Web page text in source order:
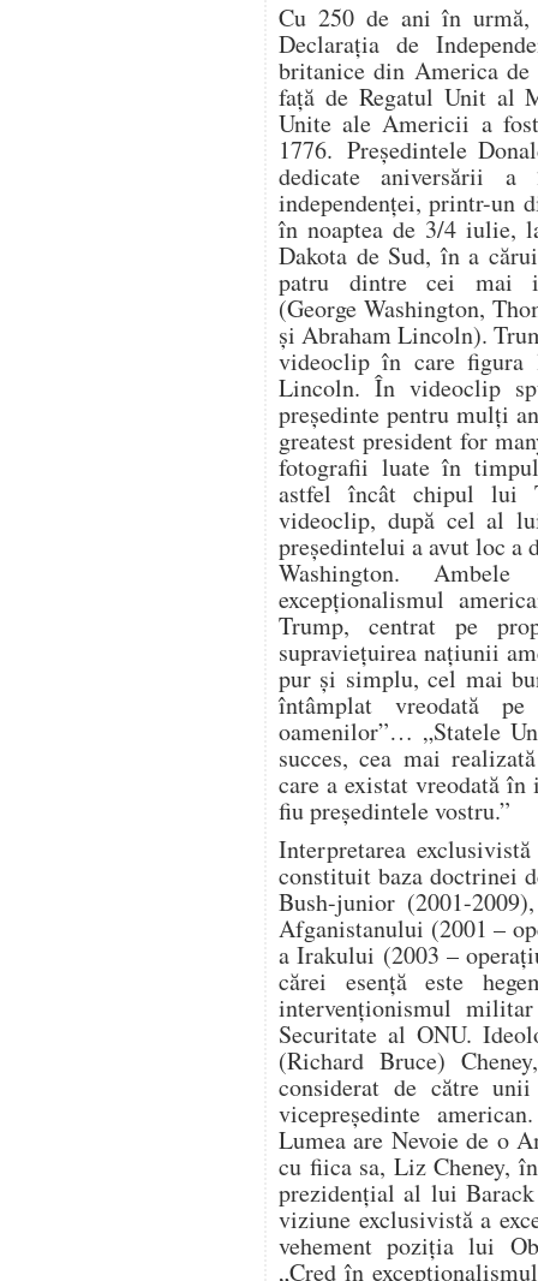
Cu 250 de ani în
Declarația de
britanice din America de
față de Regatul Unit al
Unite ale Americii a
1776. Președintele
dedicate aniversării
independenței, printr-un
în noaptea de 3/4 iulie,
Dakota de Sud, în a
patru dintre cei mai
(George Washington,
și Abraham Lincoln).
videoclip în care figura
Lincoln. În videoclip
președinte pentru mulți
greatest president for
fotografii luate în
astfel încât chipul lui
videoclip, după cel al
președintelui a avut loc a
Washington.
excepționalismul
Trump, centrat pe
supraviețuirea națiunii
pur și simplu, cel mai
întâmplat vreodată
oamenilor”… „Statele
succes, cea mai
care a existat vreodată
fiu președintele vostru.”
Interpretarea
constituit baza doctrinei
Bush-junior (2001-
Afganistanului (2001 –
a Irakului (2003 –
cărei esență este
intervenționismul
Securitate al ONU.
(Richard Bruce)
considerat de către
vicepreședinte
Lumea are Nevoie de o
cu fiica sa, Liz Cheney,
prezidențial al lui Barack
viziune exclusivistă a
vehement poziția lui
„Cred în